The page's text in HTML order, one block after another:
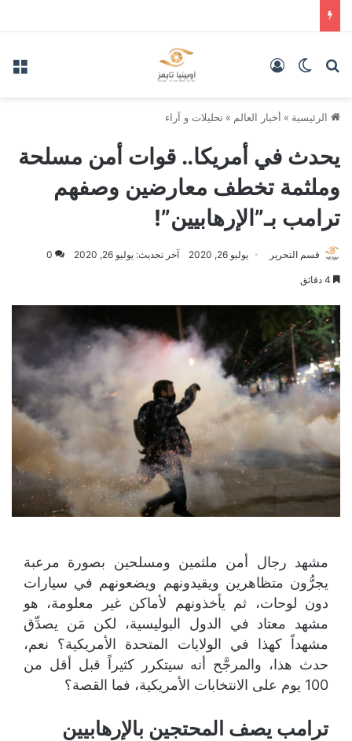
بحث عنالوضع المظلم
الرئيسية » أخبار العالم » تحليلات و آراء
يحدث في أمريكا.. قوات أمن مسلحة
وملثمة تخطف معارضين وصفهم
ترامب بـ”الإرهابيين”!
قسم التحرير يوليو 26, 2020 آخر تحديث: يوليو 26, 2020 0
مشهد رجال أمن ملثمين ومسلحين بصورة مرعبة
يجرُّون متظاهرين ويقيدونهم ويضعونهم في سيارات
دون لوحات، ثم يأخذونهم لأماكن غير معلومة، هو
مشهد معتاد في الدول البوليسية، لكن مَن يصدِّق
مشهداً كهذا في الولايات المتحدة الأمريكية؟ نعم،
حدث هذا، والمرجَّح أنه سيتكرر كثيراً قبل أقل من
100 يوم على الانتخابات الأمريكية، فما القصة؟
ترامب يصف المحتجين بالإرهابيين